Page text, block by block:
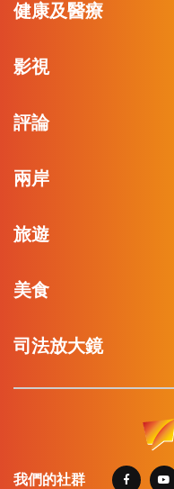
健康及醫療
影視
評論
兩岸
旅遊
美食
司法放大鏡
我們的社群